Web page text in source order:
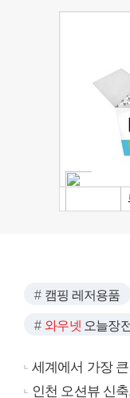
캠핑 레저용품
와우넷 오늘장
세계에서 가장
인천 오션뷰 신